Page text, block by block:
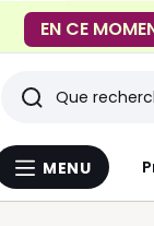
EN CE
Menu
MENU
Rechercher
Derniers
articles